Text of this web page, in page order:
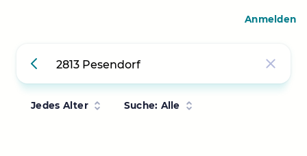
Jedes Alter Suche: Alle
Anmelden